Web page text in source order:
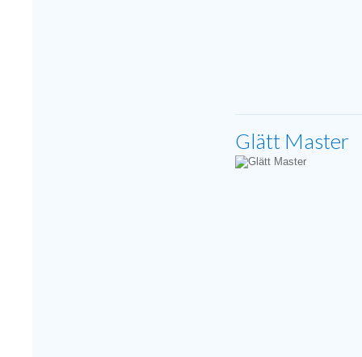
Glätt Master